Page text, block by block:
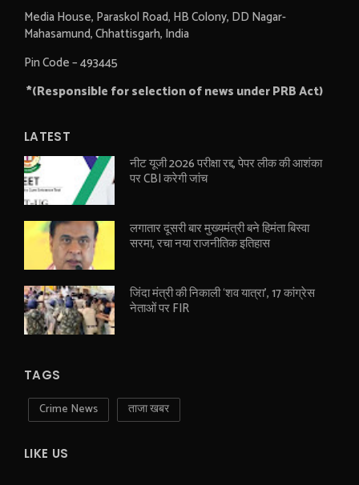
Media House, Paraskol Road, HB Colony, DD Nagar-
Mahasamund, Chhattisgarh, India
Pin Code – 493445
*(Responsible for selection of news under PRB Act)
LATEST
नीट यूजी 2026 परीक्षा रद्द, पेपर लीक की आशंका
पर CBI करेगी जांच
लगातार दूसरी बार मुख्यमंत्री बने हिमंता बिस्वा
सरमा, रचा नया राजनीतिक इतिहास
जिंदा मंत्री की निकाली ‘शव यात्रा’, 17 कांग्रेस
नेताओं पर FIR
TAGS
Crime News ताजा खबर
LIKE US